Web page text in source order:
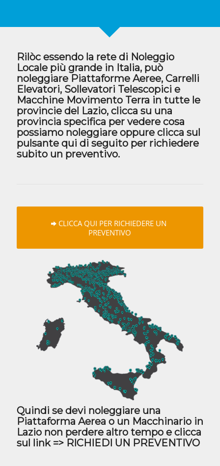
Rilòc essendo la rete di Noleggio
Locale più grande in Italia, può
noleggiare Piattaforme Aeree, Carrelli
Elevatori, Sollevatori Telescopici e
Macchine Movimento Terra in tutte le
provincie del Lazio, clicca su una
provincia specifica per vedere cosa
possiamo noleggiare oppure clicca sul
pulsante qui di seguito per richiedere
subito un preventivo.
CLICCA QUI PER RICHIEDERE UN
PREVENTIVO
Quindi se devi noleggiare una
Piattaforma Aerea o un Macchinario in
Lazio non perdere altro tempo e clicca
sul link => RICHIEDI UN PREVENTIVO